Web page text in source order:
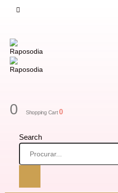
0 Shopping Cart0
Search